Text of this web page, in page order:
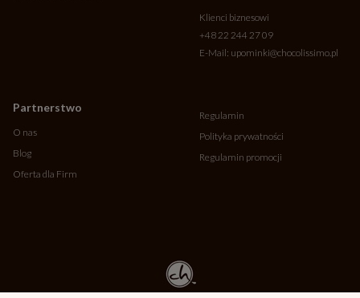
Partnerstwo
O nas
Blog
Oferta dla Firm
Klienci biznesowi
+48 22 244 27 09
E-Mail: upominki@chocolissimo.pl
Regulamin
Polityka prywatności
Regulamin promocji